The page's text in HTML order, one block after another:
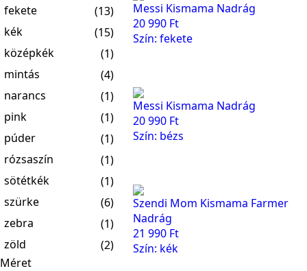
fekete
(13)
kék
(15)
középkék
(1)
mintás
(4)
narancs
(1)
pink
(1)
púder
(1)
rózsaszín
(1)
sötétkék
(1)
szürke
(6)
zebra
(1)
zöld
(2)
Méret
Messi Kismama Nadrág
20 990 Ft
Szín: fekete
Messi Kismama Nadrág
20 990 Ft
Szín: bézs
Szendi Mom Kismama Farmer
Nadrág
21 990 Ft
Szín: kék